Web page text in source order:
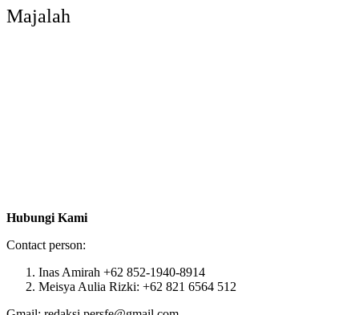
Majalah
Hubungi Kami
Contact person:
Inas Amirah +62 852-1940-8914
Meisya Aulia Rizki: +62 821 6564 512